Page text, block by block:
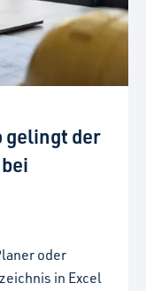
gelingt der
oder
in Excel